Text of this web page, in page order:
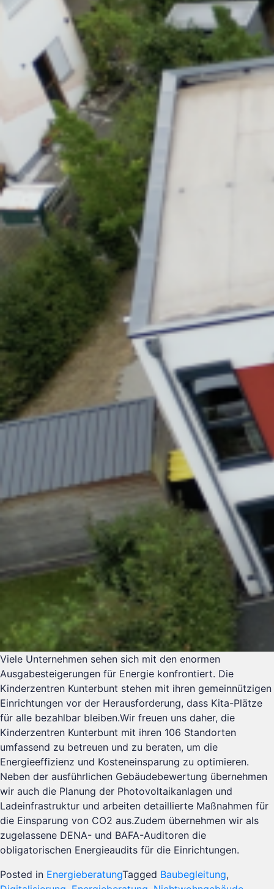
Viele Unternehmen sehen sich mit den enormen
Ausgabesteigerungen für Energie konfrontiert. Die
Kinderzentren Kunterbunt stehen mit ihren gemeinnützigen
Einrichtungen vor der Herausforderung, dass Kita-Plätze
für alle bezahlbar bleiben.Wir freuen uns daher, die
Kinderzentren Kunterbunt mit ihren 106 Standorten
umfassend zu betreuen und zu beraten, um die
Energieeffizienz und Kosteneinsparung zu optimieren.
Neben der ausführlichen Gebäudebewertung übernehmen
wir auch die Planung der Photovoltaikanlagen und
Ladeinfrastruktur und arbeiten detaillierte Maßnahmen für
die Einsparung von CO2 aus.Zudem übernehmen wir als
zugelassene DENA- und BAFA-Auditoren die
obligatorischen Energieaudits für die Einrichtungen.
Posted in EnergieberatungTagged Baubegleitung,